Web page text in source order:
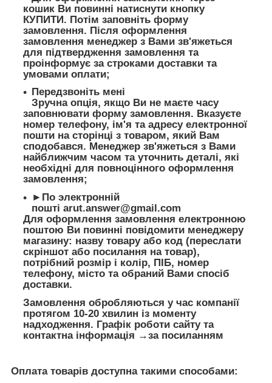
кошик Ви повинні натиснути кнопку
КУПИТИ. Потім заповніть форму
замовлення. Після оформлення
замовлення менеджер з Вами зв'яжеться
для підтвердження замовлення та
проінформує за строками доставки та
умовами оплати;
Передзвоніть мені
Зручна опція, якщо Ви не маєте часу
заповнювати форму замовлення. Вказуєте
номер телефону, ім'я та адресу електронної
пошти на сторінці з товаром, який Вам
сподобався. Менеджер зв'яжеться з Вами
найближчим часом та уточнить деталі, які
необхідні для повноцінного оформлення
замовлення;
►По электронній
пошті arut.answer@gmail.com
Для оформлення замовлення електронною
поштою Ви повинні повідомити менеджеру
магазину: назву товару або код (переслати
скріншот або посилання на товар),
потрібний розмір і колір, ПІБ, номер
телефону, місто та обраний Вами спосіб
доставки.
Замовлення обробляються у час компанії
протягом 10-20 хвилин із моменту
надходження. Графік роботи сайту та
контактна інформація →за посиланням
Оплата товарів доступна такими способами: